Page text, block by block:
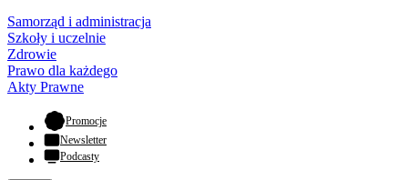
Samorząd i administracja
Szkoły i uczelnie
Zdrowie
Prawo dla każdego
Akty Prawne
Promocje- otwiera się w nowej karcie
Newsletter
Podcasty